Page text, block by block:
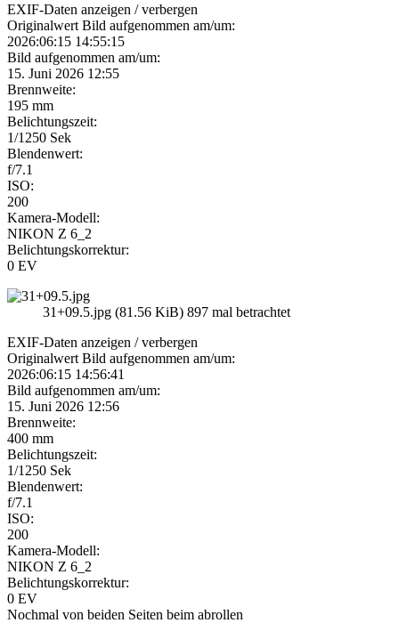
EXIF-Daten anzeigen / verbergen
Originalwert Bild aufgenommen am/um:
2026:06:15 14:55:15
Bild aufgenommen am/um:
15. Juni 2026 12:55
Brennweite:
195 mm
Belichtungszeit:
1/1250 Sek
Blendenwert:
f/7.1
ISO:
200
Kamera-Modell:
NIKON Z 6_2
Belichtungskorrektur:
0 EV
31+09.5.jpg (81.56 KiB) 897 mal betrachtet
EXIF-Daten anzeigen / verbergen
Originalwert Bild aufgenommen am/um:
2026:06:15 14:56:41
Bild aufgenommen am/um:
15. Juni 2026 12:56
Brennweite:
400 mm
Belichtungszeit:
1/1250 Sek
Blendenwert:
f/7.1
ISO:
200
Kamera-Modell:
NIKON Z 6_2
Belichtungskorrektur:
0 EV
Nochmal von beiden Seiten beim abrollen